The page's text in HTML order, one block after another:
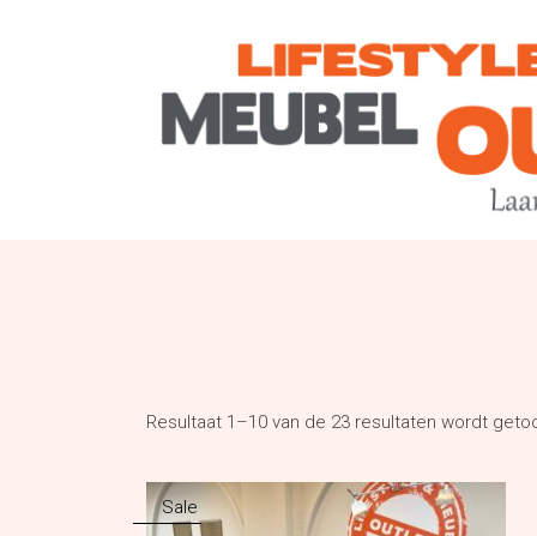
Resultaat 1–10 van de 23 resultaten wordt
Sale